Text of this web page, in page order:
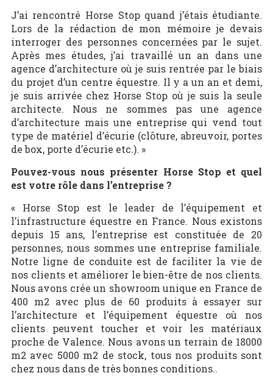
J’ai rencontré Horse Stop quand j’étais étudiante.
Lors de la rédaction de mon mémoire je devais
interroger des personnes concernées par le sujet.
Après mes études, j’ai travaillé un an dans une
agence d’architecture où je suis rentrée par le biais
du projet d’un centre équestre. Il y a un an et demi,
je suis arrivée chez Horse Stop où je suis la seule
architecte. Nous ne sommes pas une agence
d’architecture mais une entreprise qui vend tout
type de matériel d’écurie (clôture, abreuvoir, portes
de box, porte d’écurie etc.). »
Pouvez-vous nous présenter Horse Stop et quel
est votre rôle dans l’entreprise ?
« Horse Stop est le leader de l’équipement et
l’infrastructure équestre en France. Nous existons
depuis 15 ans, l’entreprise est constituée de 20
personnes, nous sommes une entreprise familiale.
Notre ligne de conduite est de faciliter la vie de
nos clients et améliorer le bien-être de nos clients.
Nous avons crée un showroom unique en France de
400 m2 avec plus de 60 produits à essayer sur
l’architecture et l’équipement équestre où nos
clients peuvent toucher et voir les matériaux
proche de Valence. Nous avons un terrain de 18000
m2 avec 5000 m2 de stock, tous nos produits sont
chez nous dans de très bonnes conditions..